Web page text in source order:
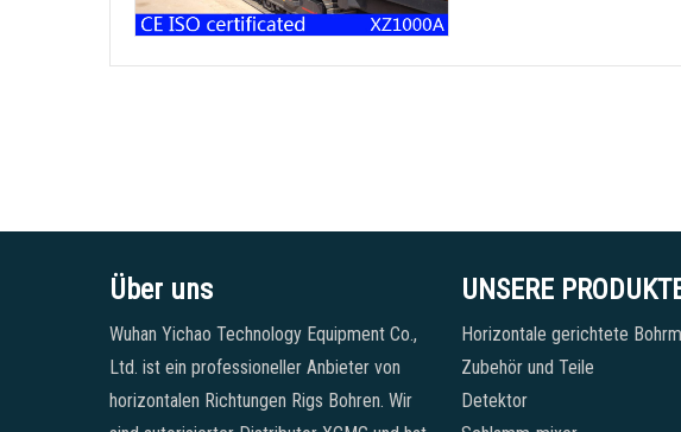
Über uns
Wuhan Yichao Technology Equipment Co.,
Ltd. ist ein professioneller Anbieter von
horizontalen Richtungen Rigs Bohren. Wir
UNSERE
Horizontale gerichtete
Zubehör und Teile
Detektor